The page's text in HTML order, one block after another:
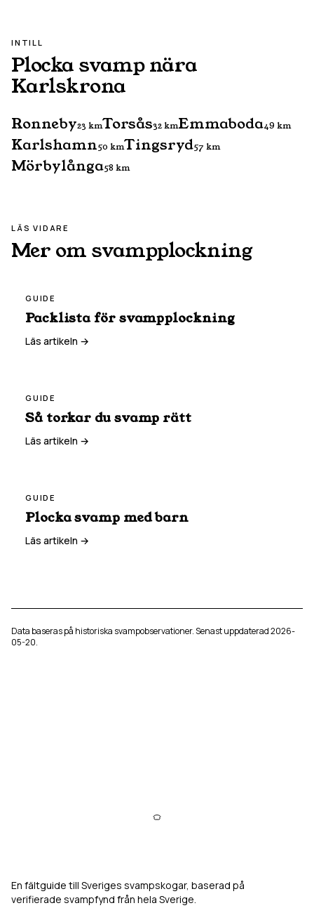
INTILL
Plocka svamp nära
Karlskrona
Ronneby23 kmTorsås32kmEmmaboda49 km
Karlshamn50 kmTingsryd57 km
Mörbylånga58 km
LÄS VIDARE
Mer om svampplockning
GUIDE
Packlista för svampplockning
Läs artikeln →
GUIDE
Så torkar du svamp rätt
Läs artikeln →
GUIDE
Plocka svamp med barn
Läs artikeln →
Data baseras på historiska svampobservationer. Senast uppdaterad2026-
05-20.
En fältguide till Sveriges svampskogar, baserad på
verifierade svampfynd från hela Sverige.